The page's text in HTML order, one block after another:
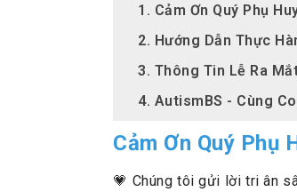
1. Cảm Ơn Quý Phụ
2. Hướng Dẫn Thực
3. Thông Tin Lễ Ra
4. AutismBS - Cùng
Cảm Ơn Quý Phụ
💗 Chúng tôi gửi lời tri ân